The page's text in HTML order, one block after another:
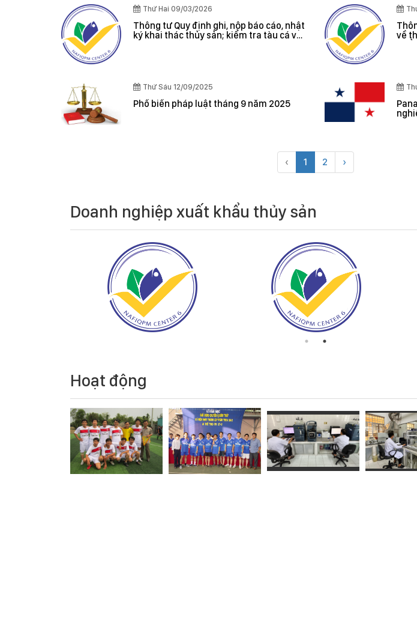
Thứ Hai 09/03/2026
Thông tư Quy định ghi, nộp báo cáo, nhật
ký khai thác thủy sản; kiểm tra tàu cá và
về
Thứ Sáu 12/09/2025
Phổ biến pháp luật tháng 9 năm 2025
‹ 1 2 ›
Doanh nghiệp xuất khẩu thủy sản
Hoạt động